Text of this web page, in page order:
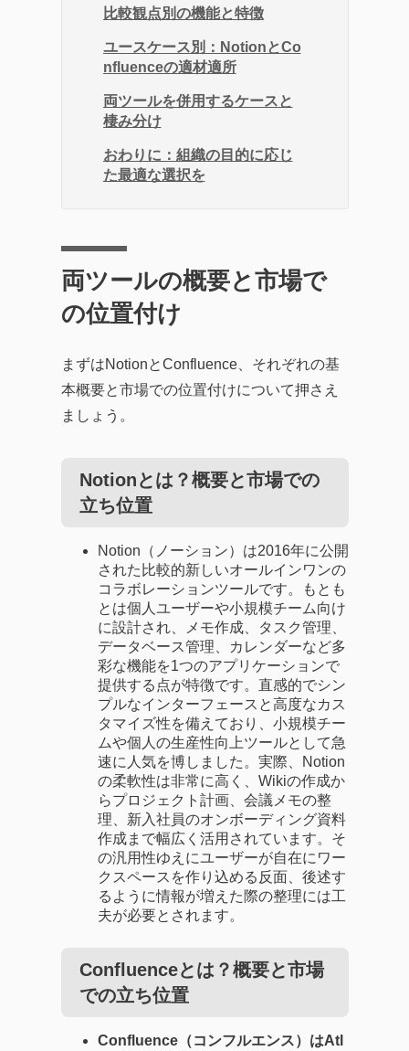
比較観点別の機能と特徴
ユースケース別：NotionとCo
nfluenceの適材適所
両ツールを併用するケースと
棲み分け
おわりに：組織の目的に応じ
た最適な選択を
両ツールの概要と市場で
の位置付け
まずはNotionとConfluence、それぞれの基
本概要と市場での位置付けについて押さえ
ましょう。
Notionとは？概要と市場での
立ち位置
Notion（ノーション）は2016年に公開
された比較的新しいオールインワンの
コラボレーションツールです。もとも
とは個人ユーザーや小規模チーム向け
に設計され、メモ作成、タスク管理、
データベース管理、カレンダーなど多
彩な機能を1つのアプリケーションで
提供する点が特徴です。直感的でシン
プルなインターフェースと高度なカス
タマイズ性を備えており、小規模チー
ムや個人の生産性向上ツールとして急
速に人気を博しました。実際、Notion
の柔軟性は非常に高く、Wikiの作成か
らプロジェクト計画、会議メモの整
理、新入社員のオンボーディング資料
作成まで幅広く活用されています。そ
の汎用性ゆえにユーザーが自在にワー
クスペースを作り込める反面、後述す
るように情報が増えた際の整理には工
夫が必要とされます。
Confluenceとは？概要と市場
での立ち位置
Confluence（コンフルエンス）はAtl